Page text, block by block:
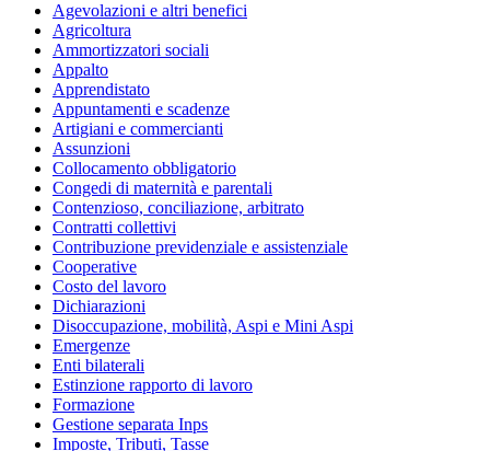
Agevolazioni e altri benefici
Agricoltura
Ammortizzatori sociali
Appalto
Apprendistato
Appuntamenti e scadenze
Artigiani e commercianti
Assunzioni
Collocamento obbligatorio
Congedi di maternità e parentali
Contenzioso, conciliazione, arbitrato
Contratti collettivi
Contribuzione previdenziale e assistenziale
Cooperative
Costo del lavoro
Dichiarazioni
Disoccupazione, mobilità, Aspi e Mini Aspi
Emergenze
Enti bilaterali
Estinzione rapporto di lavoro
Formazione
Gestione separata Inps
Imposte, Tributi, Tasse